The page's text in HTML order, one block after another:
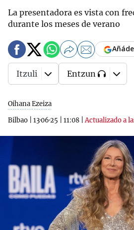
La presentadora es vista con
durante los meses de verano
Oihana Ezeiza
Bilbao
13·06·25 11:08 |Actualizado a
Itzuli Entzun